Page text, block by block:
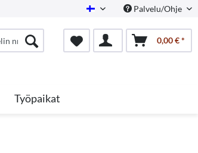
Finnish Palvelu/Ohje
0,00 € *
Työpaikat